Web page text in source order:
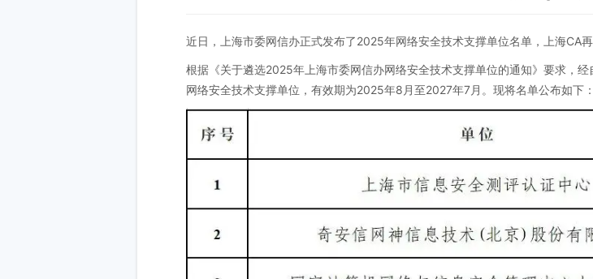
近日，上海市委网信办正式发布了2025年网络安全技术支撑单位名单，上海CA再
根据《关于遴选2025年上海市委网信办网络安全技术支撑单位的通知》要求，
网络安全技术支撑单位，有效期为2025年8月至2027年7月。现将名单公布如下：